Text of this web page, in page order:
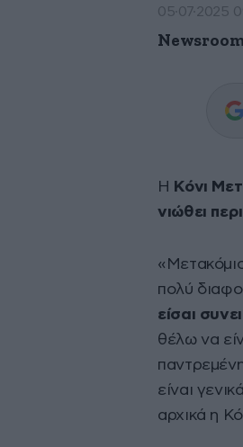
05·07·2025
Η
Κόνι
νιώθει
πολύ
είσαι
θέλω να
είναι
αρχικά η